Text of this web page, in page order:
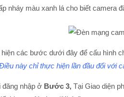
nháy màu xanh lá cho biết camera
các bước dưới đây để cấu hình
này chỉ thực hiện lần đầu đối với
đăng nhập ở Bước 3, Tại Giao diện